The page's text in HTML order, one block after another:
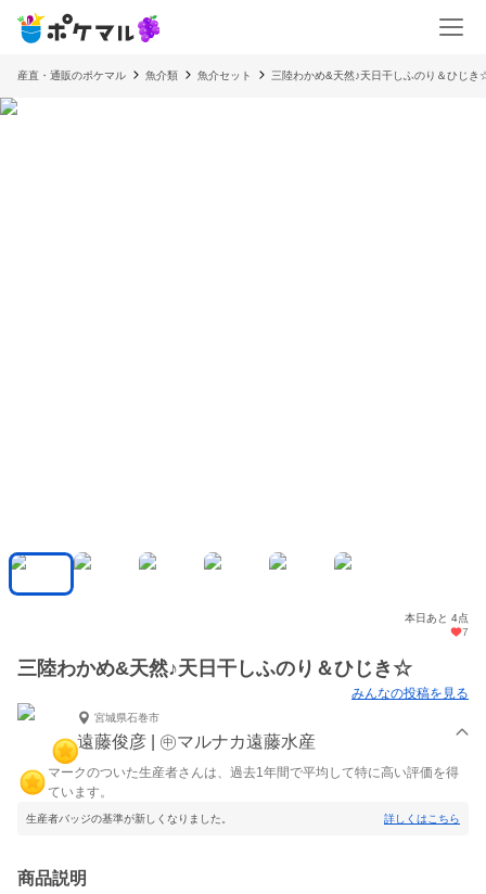
産直・通販のポケマル 魚介類 魚介セット 三陸わかめ&天然♪天日干しふのり＆ひじき
本日あと 4点
7
三陸わかめ&天然♪天日干しふのり＆ひじき☆
みんなの投稿を見る
宮城県石巻市
遠藤俊彦 | ㊥マルナカ遠藤水産
マークのついた生産者さんは、過去1年間で平均して特に高い評価を得
ています。
生産者バッジの基準が新しくなりました。 詳しくはこちら
商品説明